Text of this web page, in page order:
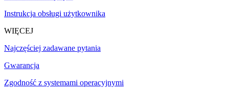
Instrukcja obsługi użytkownika
WIĘCEJ
Najczęściej zadawane pytania
Gwarancja
Zgodność z systemami operacyjnymi